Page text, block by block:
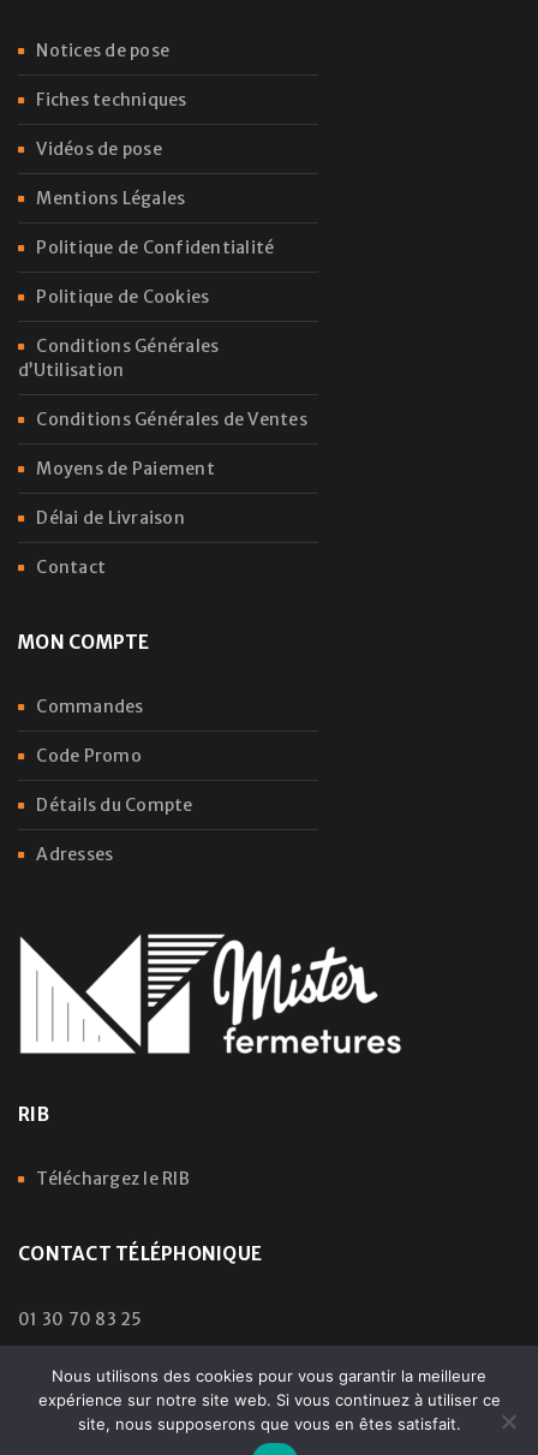
Notices de pose
Fiches techniques
Vidéos de pose
Mentions Légales
Politique de Confidentialité
Politique de Cookies
Conditions Générales
d’Utilisation
Conditions Générales de Ventes
Moyens de Paiement
Délai de Livraison
Contact
MON COMPTE
Commandes
Code Promo
Détails du Compte
Adresses
RIB
Téléchargez le RIB
CONTACT TÉLÉPHONIQUE
01 30 70 83 25
© 2024 Mister Fermetures | All Rights Reserved – Droits
Nous utilisons des cookies pour vous garantir la meilleure
expérience sur notre site web. Si vous continuez à utiliser ce
site, nous supposerons que vous en êtes satisfait.